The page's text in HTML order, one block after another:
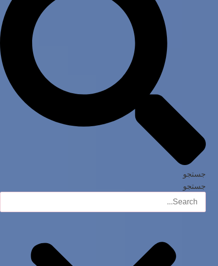
جستجو
جستجو